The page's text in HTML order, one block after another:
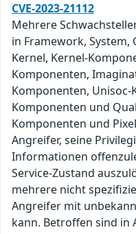
CVE-2023-21112
Mehrere
in Framework, System,
Kernel, Kernel-
Komponenten,
Komponenten,
Komponenten und
Komponenten und
Angreifer, seine
Informationen
Service-Zustand
mehrere nicht
Angreifer mit
kann. Betroffen sind in